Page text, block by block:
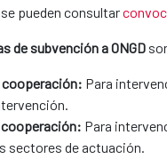
pueden consultar
de subvención a ONGD
cooperación: Para
Para
sectores de actuación.